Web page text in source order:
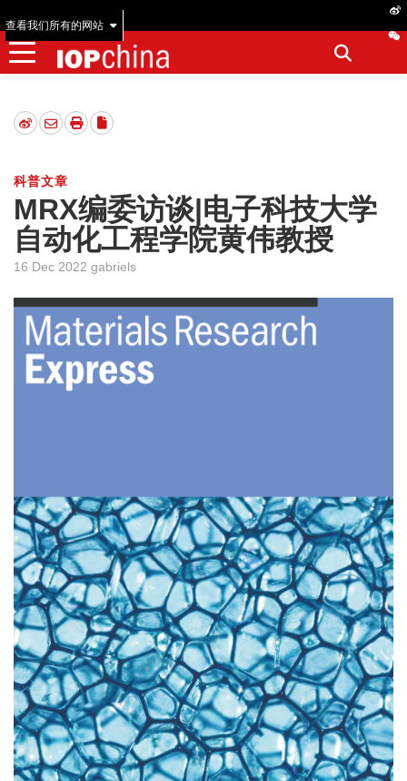
查看我们所有的网站
科普文章
MRX编委访谈|电子科技大学
自动化工程学院黄伟教授
16 Dec 2022 gabriels